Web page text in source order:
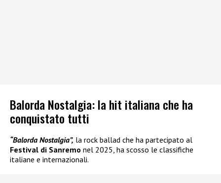
Balorda Nostalgia: la hit italiana che ha
conquistato tutti
“Balorda Nostalgia”, la rock ballad che ha partecipato al
Festival di Sanremo nel 2025, ha scosso le classifiche
italiane e internazionali.